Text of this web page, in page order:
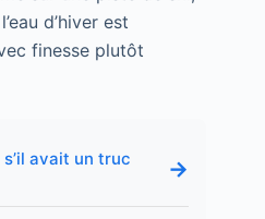
d’hiver est
finesse plutôt
avait un truc
→